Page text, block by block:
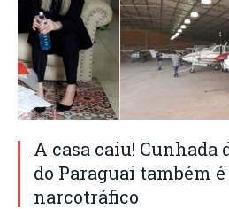
A casa caiu! Cunhada
do Paraguai também
narcotráfico